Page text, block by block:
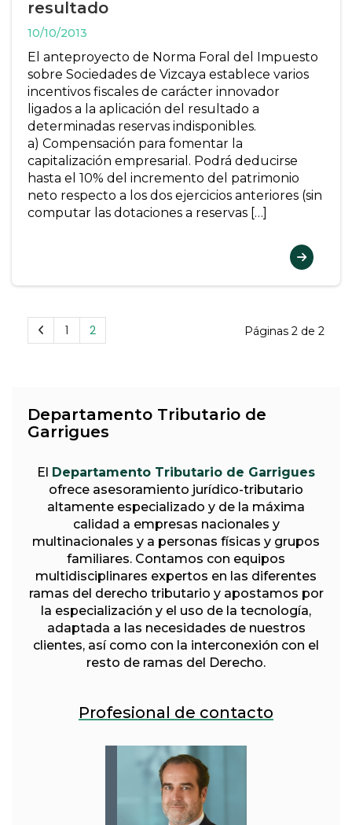
resultado
10/10/2013
El anteproyecto de Norma Foral del Impuesto
sobre Sociedades de Vizcaya establece varios
incentivos fiscales de carácter innovador
ligados a la aplicación del resultado a
determinadas reservas indisponibles.
a) Compensación para fomentar la
capitalización empresarial. Podrá deducirse
hasta el 10% del incremento del patrimonio
neto respecto a los dos ejercicios anteriores (sin
computar las dotaciones a reservas […]
Páginas 2 de 2
1 2
Departamento Tributario de
Garrigues
El Departamento Tributario de Garrigues
ofrece asesoramiento jurídico-tributario
altamente especializado y de la máxima
calidad a empresas nacionales y
multinacionales y a personas físicas y grupos
familiares. Contamos con equipos
multidisciplinares expertos en las diferentes
ramas del derecho tributario y apostamos por
la especialización y el uso de la tecnología,
adaptada a las necesidades de nuestros
clientes, así como con la interconexión con el
resto de ramas del Derecho.
Profesional de contacto